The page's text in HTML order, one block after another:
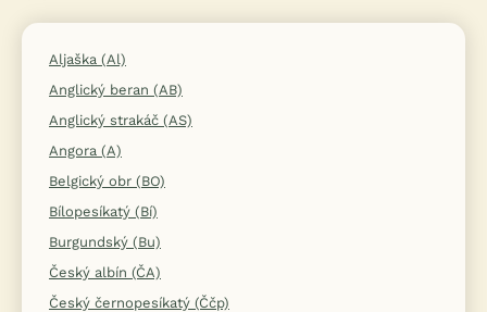
Aljaška (Al)
Anglický beran (AB)
Anglický strakáč (AS)
Angora (A)
Belgický obr (BO)
Bílopesíkatý (Bí)
Burgundský (Bu)
Český albín (ČA)
Český černopesíkatý (Ččp)